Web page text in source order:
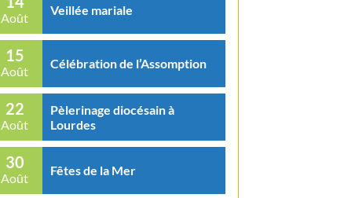
Août
Veillée mariale
15
Août
Célébration de l’Assomption
22
Août
Pèlerinage diocésain à
Lourdes
30
Août
Fêtes de la Mer